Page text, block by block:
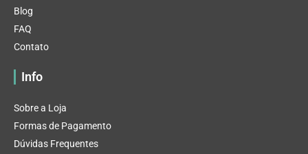
Blog
FAQ
Contato
Info
Sobre a Loja
Formas de Pagamento
Dúvidas Frequentes